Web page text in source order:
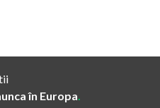
în Europa.